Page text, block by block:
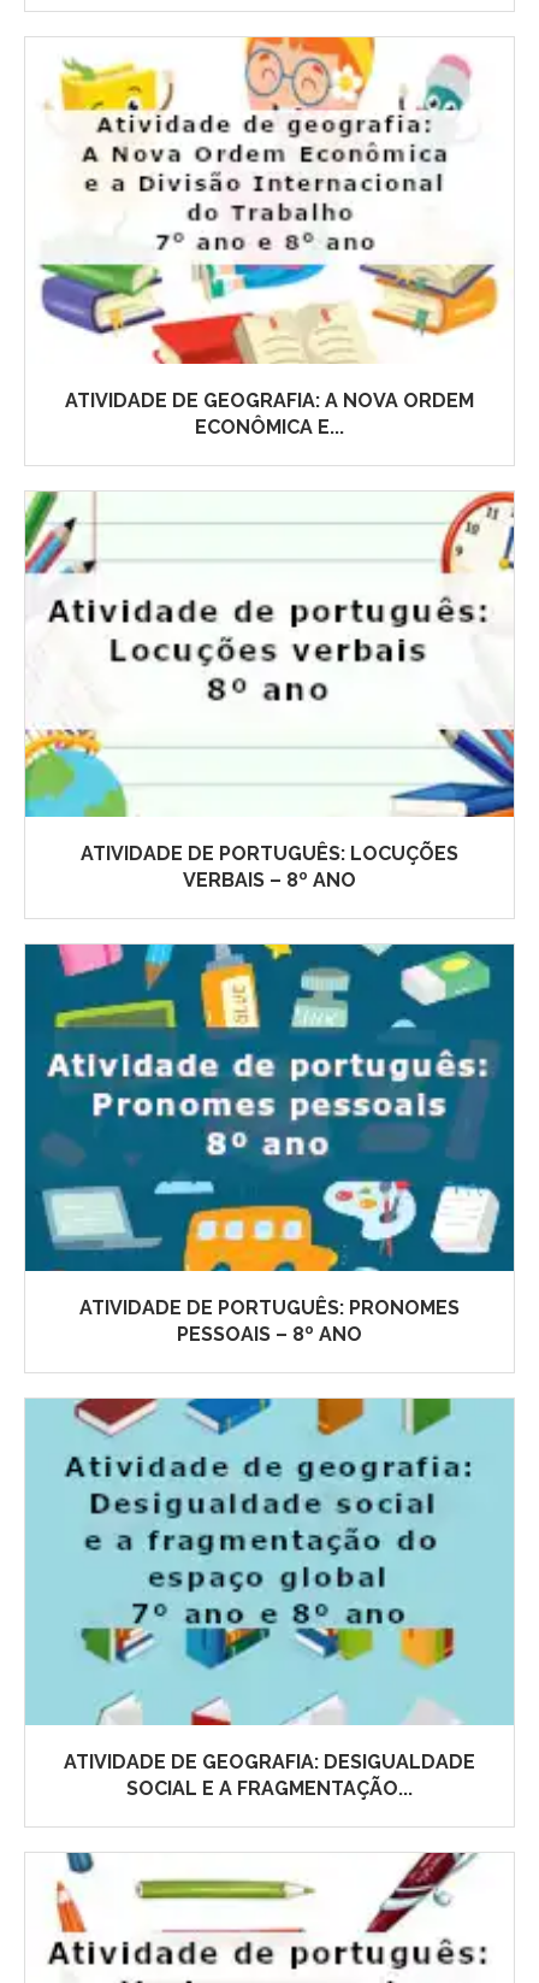
ATIVIDADE DE GEOGRAFIA: A NOVA ORDEM
ECONÔMICA E...
ATIVIDADE DE PORTUGUÊS: LOCUÇÕES
VERBAIS – 8º ANO
ATIVIDADE DE PORTUGUÊS: PRONOMES
PESSOAIS – 8º ANO
ATIVIDADE DE GEOGRAFIA: DESIGUALDADE
SOCIAL E A FRAGMENTAÇÃO...